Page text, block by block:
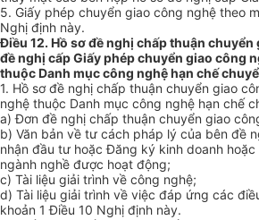
5. Giấy phép chuyển giao công nghệ theo
Nghị định này.
Điều 12. Hồ sơ đề nghị chấp thuận
đề nghị cấp Giấy phép chuyển giao công
thuộc Danh mục công nghệ hạn chế
1. Hồ sơ đề nghị chấp thuận chuyển giao
nghệ thuộc Danh mục công nghệ hạn chế
a) Đơn đề nghị chấp thuận chuyển giao
b) Văn bản về tư cách pháp lý của bên đề
nhận đầu tư hoặc Đăng ký kinh doanh
ngành nghề được hoạt động;
c) Tài liệu giải trình về công nghệ;
d) Tài liệu giải trình về việc đáp ứng các
khoản 1 Điều 10 Nghị định này.